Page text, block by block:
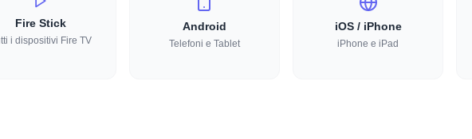
Fire Stick
i dispositivi Fire TV
Android
Telefoni e Tablet
iOS / iPhone
iPhone e iPad